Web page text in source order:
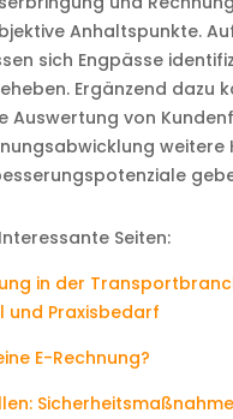
Anhaltspunkte.
sich Engpässe
Ergänzend dazu
Auswertung von
weitere
Seiten:
in der
und Praxisbedarf
E-Rechnung?